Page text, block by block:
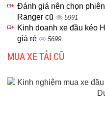
Đánh giá nên chọn
Ranger cũ
5991
Kinh doanh xe đầu kéo
giá rẻ
5699
MUA XE TẢI CŨ